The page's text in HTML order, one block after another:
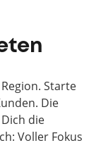
Starte
Die
die
Voller Fokus